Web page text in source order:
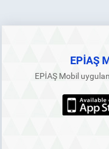
EPİAŞ
EPİAŞ Mobil